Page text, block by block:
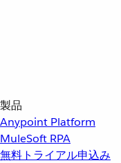
製品
Anypoint Platform
MuleSoft RPA
無料トライアル申込み